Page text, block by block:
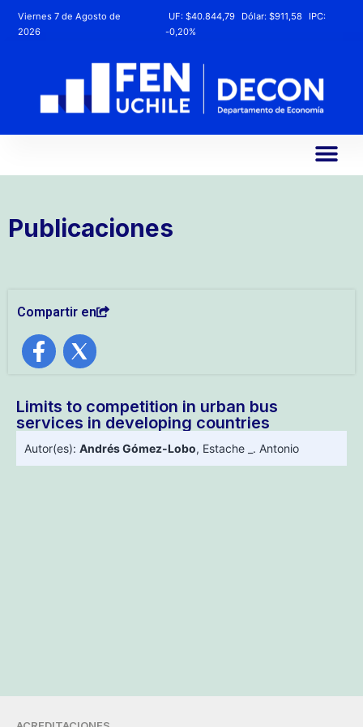
Viernes 7 de Agosto de
2026
UF:$40.844,79 Dólar:$911,58
IPC:
-0,20%
Publicaciones
Compartir en
Limits to competition in urban bus
services in developing countries
Autor(es): Andrés Gómez-Lobo, Estache _. Antonio